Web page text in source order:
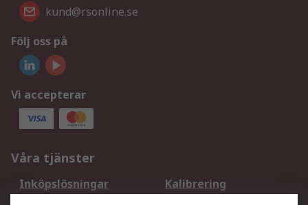
kund@rsonline.se
Följ oss på
Vi accepterar
Våra tjänster
Inköpslösningar
Kalibrering